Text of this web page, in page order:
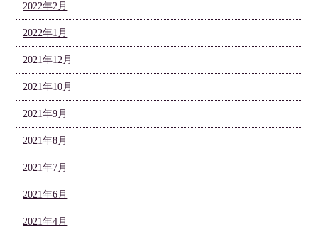
2022年2月
2022年1月
2021年12月
2021年10月
2021年9月
2021年8月
2021年7月
2021年6月
2021年4月